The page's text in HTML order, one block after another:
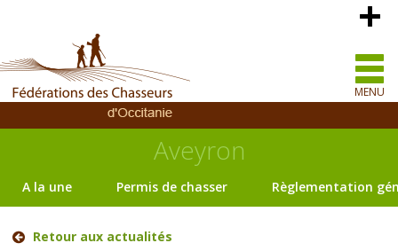
MENU
Aveyron
A la une Permis de chasser Règlementation
Retour aux actualités